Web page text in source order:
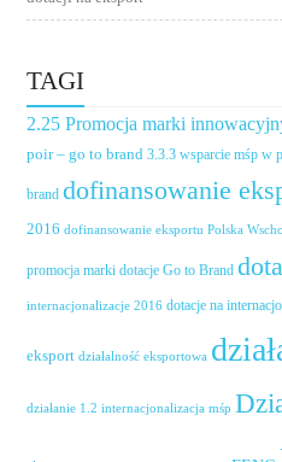
TAGI
2.25 Promocja marki
poir – go to brand 3.3.3 wsparcie mśp w
brand dofinansowanie
2016 dofinansowanie eksportu Polska
promocja marki dotacje Go to Brand
internacjonalizacje 2016 dotacje na
eksport działalność eksportowa
działanie 1.2 internacjonalizacja mśp